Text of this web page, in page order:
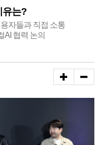
유는?
자들과 직접 소통
AI 협력 논의